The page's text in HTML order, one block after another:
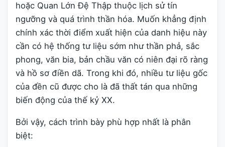
hoặc Quan Lớn Đệ Thập thuộc lịch sử tín
ngưỡng và quá trình thần hóa. Muốn khẳng định
chính xác thời điểm xuất hiện của danh hiệu này
cần có hệ thống tư liệu sớm như thần phả, sắc
phong, văn bia, bản chầu văn có niên đại rõ ràng
và hồ sơ điền dã. Trong khi đó, nhiều tư liệu gốc
của đền cũ được cho là đã thất tán qua những
biến động của thế kỷ XX.
Bởi vậy, cách trình bày phù hợp nhất là phân
biệt: